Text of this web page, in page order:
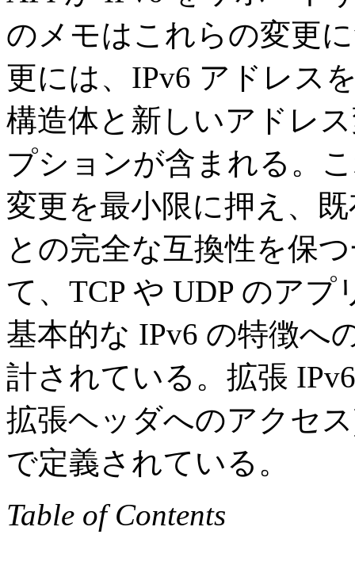
のメモはこれらの変更
更には、IPv6 アドレス
構造体と新しいアドレ
プションが含まれる。
変更を最小限に押え、
との完全な互換性を保
て、TCP や UDP のア
基本的な IPv6 の特徴へ
計されている。拡張
拡張ヘッダへのアクセ
で定義されている。
Table of Contents